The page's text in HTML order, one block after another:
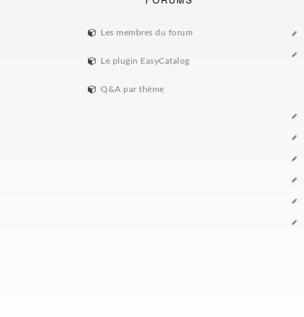
Les membres du forum
Le plugin EasyCatalog
Q&A par thème